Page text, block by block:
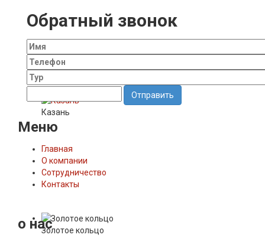
Казань
Золотое кольцо
Обратный звонок
Отправить
Меню
Главная
О компании
Сотрудничество
Контакты
о нас